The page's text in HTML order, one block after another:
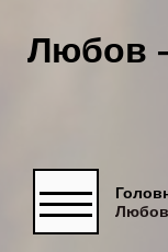
Любов
Любов